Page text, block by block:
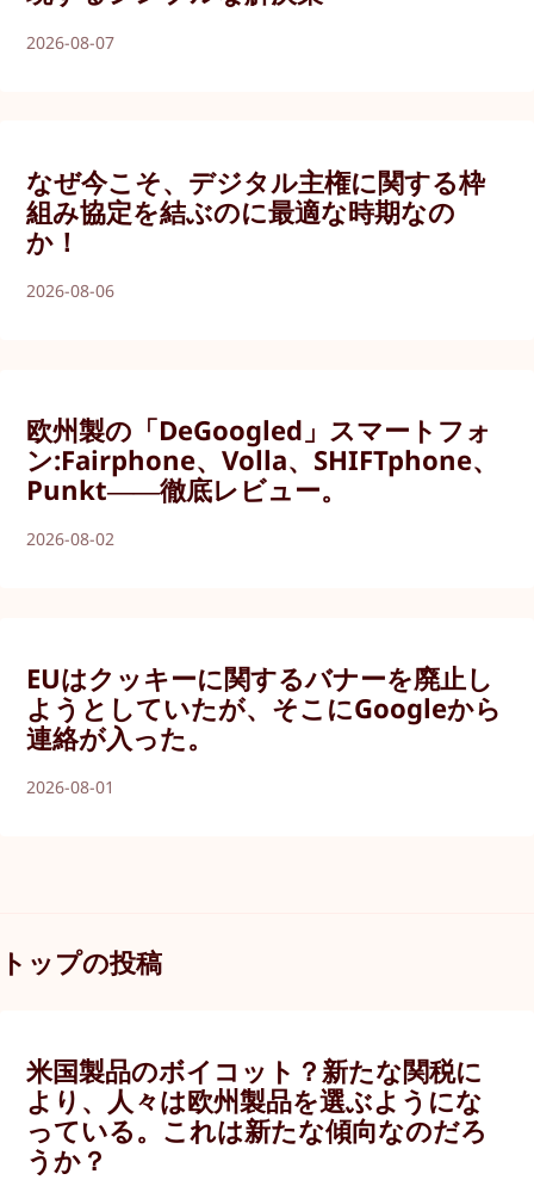
2026-08-07
なぜ今こそ、デジタル主権に関する枠
組み協定を結ぶのに最適な時期なの
か！
2026-08-06
欧州製の「DeGoogled」スマートフォ
ン:Fairphone、Volla、SHIFTphone、
Punkt――徹底レビュー。
2026-08-02
EUはクッキーに関するバナーを廃止し
ようとしていたが、そこにGoogleから
連絡が入った。
2026-08-01
トップの投稿
米国製品のボイコット？新たな関税に
より、人々は欧州製品を選ぶようにな
っている。これは新たな傾向なのだろ
うか？